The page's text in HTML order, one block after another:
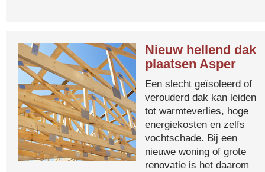
Nieuw hellend dak
plaatsen Asper
Een slecht geïsoleerd of
verouderd dak kan leiden
tot warmteverlies, hoge
energiekosten en zelfs
vochtschade. Bij een
nieuwe woning of grote
renovatie is het daarom